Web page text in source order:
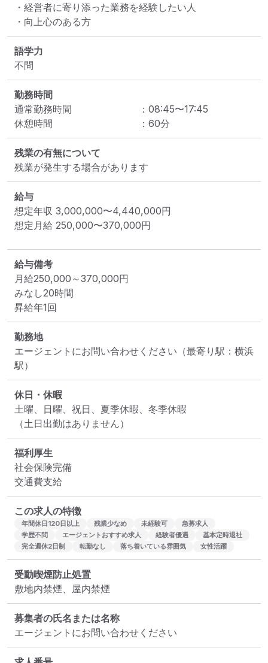
・経営者に寄り添った業務を経験したい人
・向上心のある方
語学力
不問
勤務時間
通常勤務時間
： 08:45〜17:45
休憩時間
： 60分
残業の有無について
残業が発生する場合があります
給与
想定年収 3,000,000〜4,440,000円
想定月給 250,000〜370,000円
給与備考
月給250,000～370,000円
みなし20時間
勤務地
エージェントにお問い合わせください （最寄り駅：横浜
駅）
休日・休暇
土曜、日曜、祝日、夏季休暇、冬季休暇
（土日出勤はありません）
福利厚生
社会保険完備
交通費支給
この求人の特徴
年間休日120日以上 残業少なめ 未経験可
急募求人
学歴不問
エージェントおすすめ求人 経験者優遇
基本定時退社
完全週休2日制
転勤なし 落ち着いている雰囲気 女性活躍
受動喫煙防止処置
敷地内禁煙、屋内禁煙
募集者の氏名または名称
エージェントにお問い合わせください